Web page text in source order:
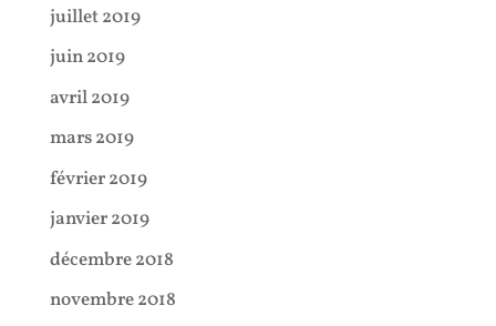
juillet 2019
juin 2019
avril 2019
mars 2019
février 2019
janvier 2019
décembre 2018
novembre 2018